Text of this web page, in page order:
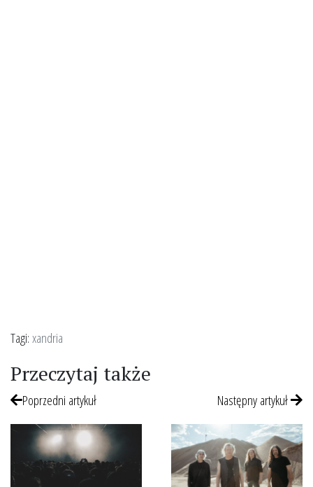
Tagi:xandria
Przeczytaj także
Poprzedni artykuł Następny artykuł